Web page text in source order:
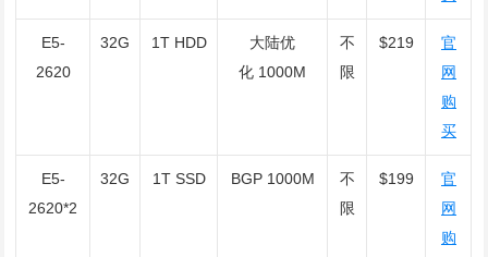
E5-
2620
32G 1T HDD
大陆优
化 1000M
不
限
$219
官
网
购
买
E5-
2620*2
32G 1T SSD BGP 1000M
不
限
$199
官
网
购